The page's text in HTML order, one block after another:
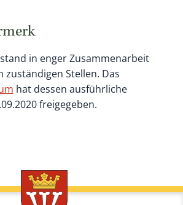
in enger Zusammenarbeit
zuständigen Stellen. Das
hat dessen ausführliche
freigegeben.